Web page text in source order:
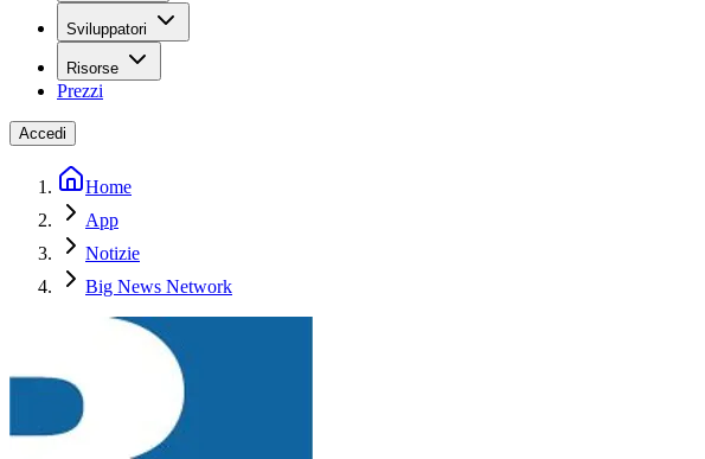
Sviluppatori
Risorse
Prezzi
Accedi
Home
App
Notizie
Big News Network